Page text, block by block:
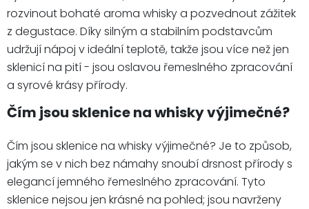
rozvinout bohaté aroma whisky a pozvednout zážitek
z degustace. Díky silným a stabilním podstavcům
udržují nápoj v ideální teplotě, takže jsou více než jen
sklenicí na pití - jsou oslavou řemeslného zpracování
a syrové krásy přírody.
Čím jsou sklenice na whisky výjimečné?
Čím jsou sklenice na whisky výjimečné? Je to způsob,
jakým se v nich bez námahy snoubí drsnost přírody s
elegancí jemného řemeslného zpracování. Tyto
sklenice nejsou jen krásné na pohled; jsou navrženy